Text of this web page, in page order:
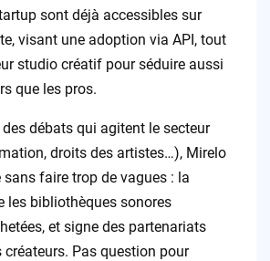
sont déjà accessibles sur
visant une adoption via API, tout
studio créatif pour séduire aussi
que les pros.
débats qui agitent le secteur
droits des artistes…), Mirelo
sans faire trop de vagues : la
les bibliothèques sonores
et signe des partenariats
créateurs. Pas question pour